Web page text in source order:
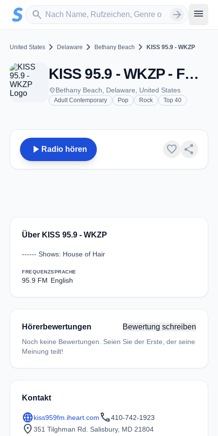
Zum Hauptinhalt springen
search
Sender suchen arrow_forward menu
United States chevron_right Delaware chevron_right Bethany Beach chevron_right KISS 95.9 - WKZP
KISS 95.9 - WKZP - FM 95.9 - Bethany Beach, DE
placeBethany Beach, Delaware, United States
Adult Contemporary Pop Rock Top 40
play_arrow Radio hören favorite share
Über KISS 95.9 - WKZP
------ Shows: House of Hair
FREQUENZ
95.9 FM
SPRACHE
English
Hörerbewertungen Bewertung schreiben
Noch keine Bewertungen. Seien Sie der Erste, der seine
Meinung teilt!
Kontakt
languagekiss959fm.iheart.com call410-742-1923
location_on 351 Tilghman Rd. Salisbury, MD 21804